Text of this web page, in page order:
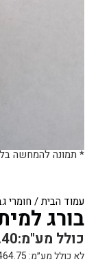
עמוד הבית/ חומרי
בורג למיתד
כולל מע"מ:
לא כולל מע״מ:
* תמונה להמחשה